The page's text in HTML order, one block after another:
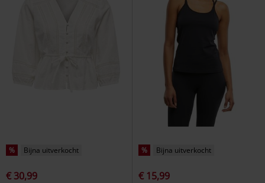
% Bijna uitverkocht
€ 30,99
% Bijna uitverkocht
€ 15,99